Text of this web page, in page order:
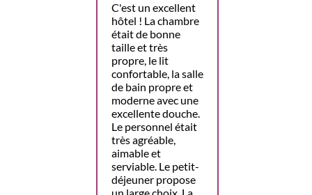
C'est un excellent
hôtel ! La chambre
était de bonne
taille et très
propre, le lit
confortable, la salle
de bain propre et
moderne avec une
excellente douche.
Le personnel était
très agréable,
aimable et
serviable. Le petit-
déjeuner propose